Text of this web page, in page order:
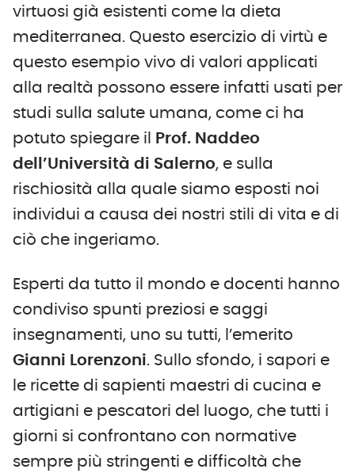
virtuosi già esistenti come la dieta
mediterranea. Questo esercizio di virtù e
questo esempio vivo di valori applicati
alla realtà possono essere infatti usati per
studi sulla salute umana, come ci ha
potuto spiegare il
Prof. Naddeo
dell’Università di Salerno, e sulla
rischiosità alla quale siamo esposti noi
individui a causa dei nostri stili di vita e di
ciò che ingeriamo.
Esperti da tutto il mondo e docenti hanno
condiviso spunti preziosi e saggi
insegnamenti, uno su tutti, l’emerito
Gianni Lorenzoni. Sullo sfondo, i sapori e
le ricette di sapienti maestri di cucina e
artigiani e pescatori del luogo, che tutti i
giorni si confrontano con normative
sempre più stringenti e difficoltà che